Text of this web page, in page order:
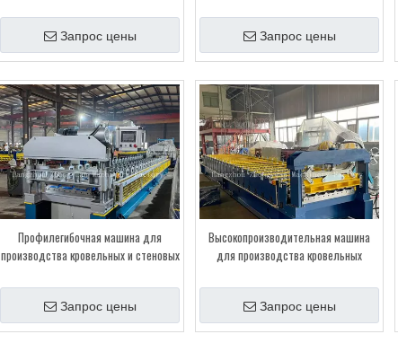
Запрос цены Запрос цены
Профилегибочная машина для
производства кровельных и стеновых
Запрос цены
Высокопроизводительная машина
для производства кровельных
Запрос цены